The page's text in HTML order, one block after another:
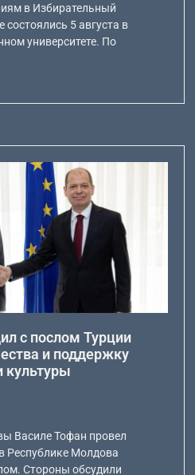
в Избирательный
5 августа в
университете. По
с послом Турции
и поддержку
культуры
Василе Тофан провел
Республике Молдова
Стороны обсудили